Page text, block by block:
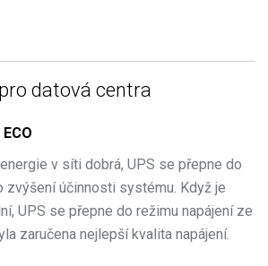
datová centra
v síti dobrá, UPS se přepne do
zvýšení účinnosti systému. Když je
UPS se přepne do režimu napájení ze
zaručena nejlepší kvalita napájení.